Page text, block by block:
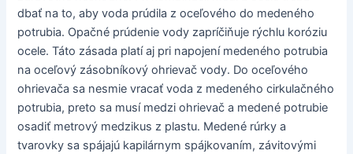
dbať na to, aby voda prúdila z oceľového do medeného
potrubia. Opačné prúdenie vody zapríčiňuje rýchlu koróziu
ocele. Táto zásada platí aj pri napojení medeného potrubia
na oceľový zásobníkový ohrievač vody. Do oceľového
ohrievača sa nesmie vracať voda z medeného cirkulačného
potrubia, preto sa musí medzi ohrievač a medené potrubie
osadiť metrový medzikus z plastu. Medené rúrky a
tvarovky sa spájajú kapilárnym spájkovaním, závitovými